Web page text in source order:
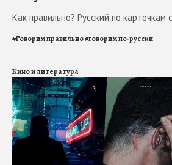
Как правильно? Русский по
#Говорим правильно#говорим по-русски
Кино и литература